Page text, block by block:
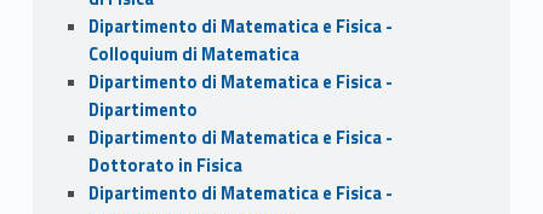
Dipartimento di Matematica e Fisica -
Colloquium di Matematica
Dipartimento di Matematica e Fisica -
Dipartimento
Dipartimento di Matematica e Fisica -
Dottorato in Fisica
Dipartimento di Matematica e Fisica -